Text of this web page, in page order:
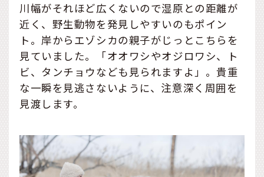
川幅がそれほど広くないので湿原との距離が
近く、野生動物を発見しやすいのもポイン
ト。岸からエゾシカの親子がじっとこちらを
見ていました。「オオワシやオジロワシ、ト
ビ、タンチョウなども見られますよ」。貴重
な一瞬を見逃さないように、注意深く周囲を
見渡します。